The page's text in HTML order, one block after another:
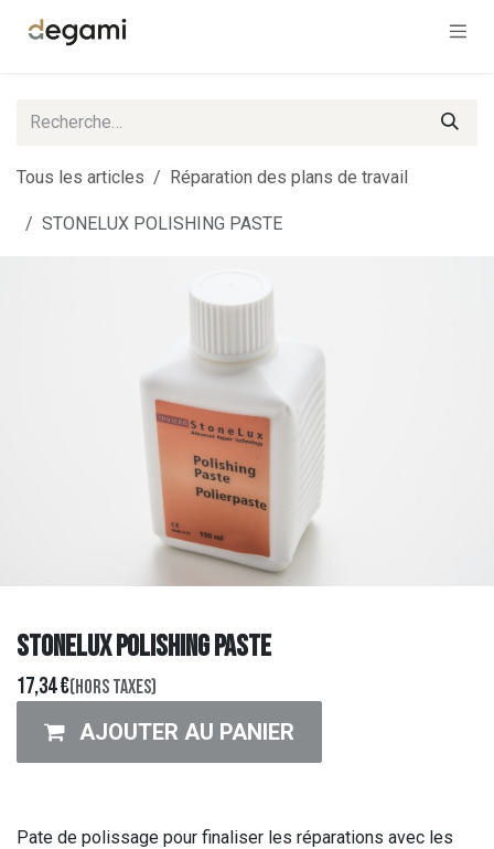
Tous les articles Réparation des plans de travail
STONELUX POLISHING PASTE
STONELUX POLISHING PASTE
17,34€(Hors taxes)
AJOUTER AU PANIER
Pate de polissage pour finaliser les réparations avec les